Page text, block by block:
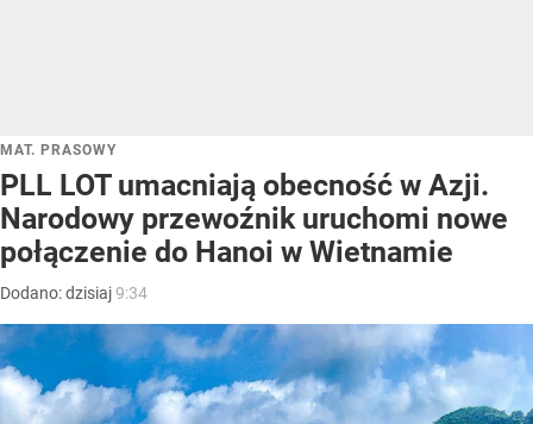
MAT. PRASOWY
PLL LOT umacniają obecność w Azji.
Narodowy przewoźnik uruchomi nowe
połączenie do Hanoi w Wietnamie
Dodano:dzisiaj9:34